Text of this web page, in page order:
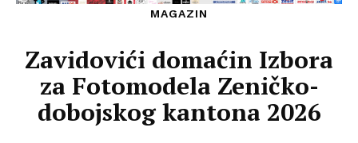
MAGAZIN
Zavidovići domaćin Izbora
za Fotomodela Zeničko-
dobojskog kantona 2026